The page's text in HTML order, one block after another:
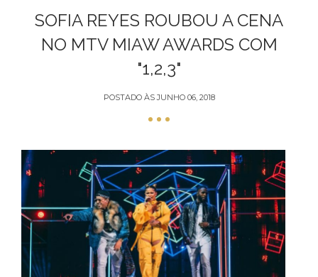
SOFIA REYES ROUBOU A CENA
NO MTV MIAW AWARDS COM
"1,2,3"
POSTADO ÀSJUNHO 06, 2018